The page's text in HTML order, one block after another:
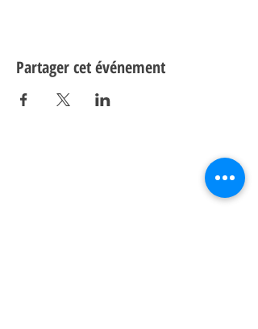
Partager cet événement